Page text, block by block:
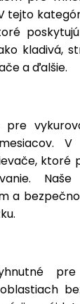
tejto
kladivá,
a ďalšie.
pre
ktoré
a
pre